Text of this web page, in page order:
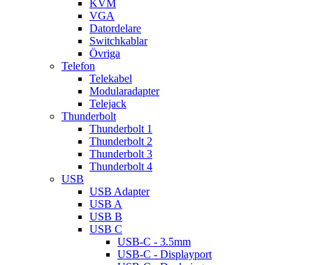
KVM
VGA
Datordelare
Switchkablar
Övriga
Telefon
Telekabel
Modularadapter
Telejack
Thunderbolt
Thunderbolt 1
Thunderbolt 2
Thunderbolt 3
Thunderbolt 4
USB
USB Adapter
USB A
USB B
USB C
USB-C - 3.5mm
USB-C - Displayport